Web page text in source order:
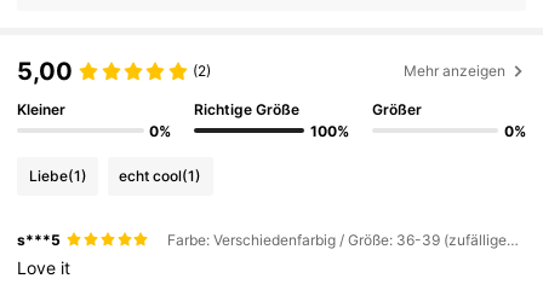
5,00 (2) Mehr anzeigen
Kleiner
0%
Richtige Größe
100%
Größer
0%
Liebe(1) echt cool(1)
s***5 Farbe: Verschiedenfarbig / Größe: 36-39 (zufälliges Paar)
Love it